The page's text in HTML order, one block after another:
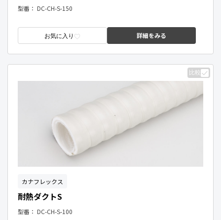
型番： DC-CH-S-150
お気に入り 詳細をみる
比較
カナフレックス
耐熱ダクトS
型番： DC-CH-S-100